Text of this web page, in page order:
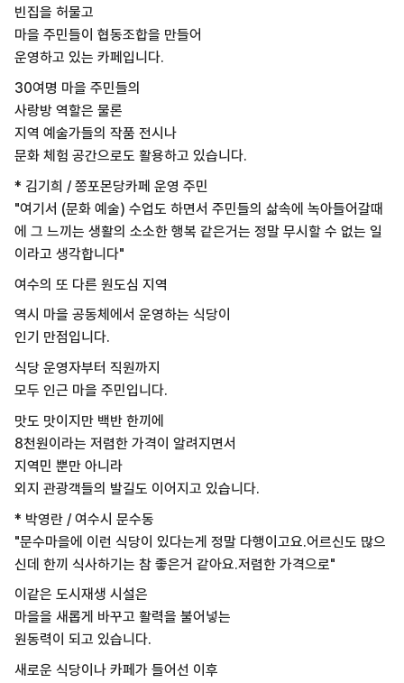
빈집을 허물고
마을 주민들이 협동조합을 만들어
운영하고 있는 카페입니다.
30여명 마을 주민들의
사랑방 역할은 물론
지역 예술가들의 작품 전시나
문화 체험 공간으로도 활용하고 있습니다.
* 김기희 / 쫑포몬당카페 운영 주민
"여기서 (문화 예술) 수업도 하면서 주민들의 삶속에 녹아들어갈때
에 그 느끼는 생활의 소소한 행복 같은거는 정말 무시할 수 없는 일
이라고 생각합니다"
여수의 또 다른 원도심 지역
역시 마을 공동체에서 운영하는 식당이
인기 만점입니다.
식당 운영자부터 직원까지
모두 인근 마을 주민입니다.
맛도 맛이지만 백반 한끼에
8천원이라는 저렴한 가격이 알려지면서
지역민 뿐만 아니라
외지 관광객들의 발길도 이어지고 있습니다.
* 박영란 / 여수시 문수동
"문수마을에 이런 식당이 있다는게 정말 다행이고요.어르신도 많으
신데 한끼 식사하기는 참 좋은거 같아요.저렴한 가격으로"
이같은 도시재생 시설은
마을을 새롭게 바꾸고 활력을 불어넣는
원동력이 되고 있습니다.
새로운 식당이나 카페가 들어선 이후